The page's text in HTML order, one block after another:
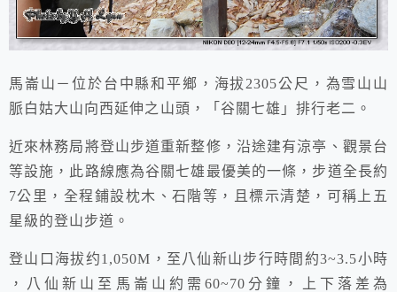
馬崙山－位於台中縣和平鄉，海拔2305公尺，為雪山山
脈白姑大山向西延伸之山頭，「谷關七雄」排行老二。
近來林務局將登山步道重新整修，沿途建有涼亭、觀景台
等設施，此路線應為谷關七雄最優美的一條，步道全長約
7公里，全程鋪設枕木、石階等，且標示清楚，可稱上五
星級的登山步道。
登山口海拔约1,050M，至八仙新山步行時間約3~3.5小時
，八仙新山至馬崙山約需60~70分鐘，上下落差為